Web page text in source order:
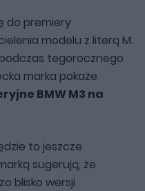
do premiery
modelu z literą M.
tegorocznego
marka pokaże
BMW M3 na
to jeszcze
sugerują, że
blisko wersji